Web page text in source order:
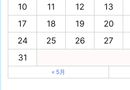
10
11 12 13
17
18 19 20
24
25 26 27
31
« 5月